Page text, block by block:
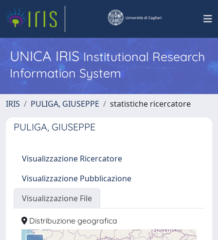
UNICA IRISInstitutional Research
Information System
IRIS PULIGA, GIUSEPPE statistiche ricercatore
PULIGA, GIUSEPPE
Visualizzazione Ricercatore
Visualizzazione Pubblicazione
Visualizzazione File
Distribuzione geografica